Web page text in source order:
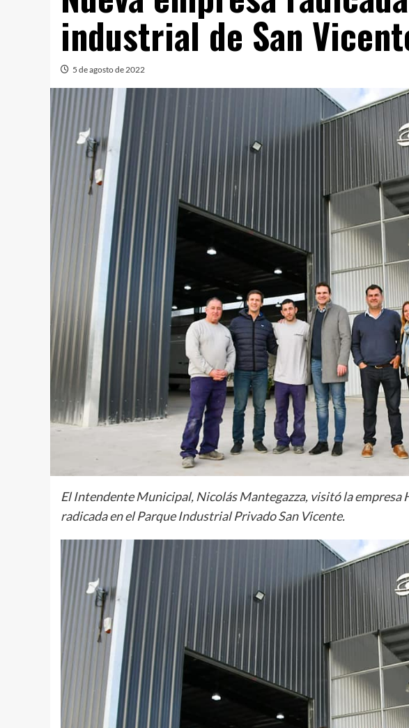
industrial de San
5 de agosto de 2022
El Intendente Municipal, Nicolás Mantegazza, visitó la
radicada en el Parque Industrial Privado San Vicente.